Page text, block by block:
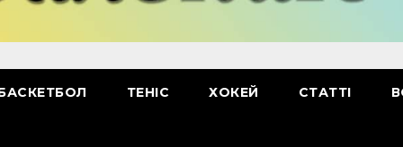
ТЕНІС ХОКЕЙ СТАТТІ